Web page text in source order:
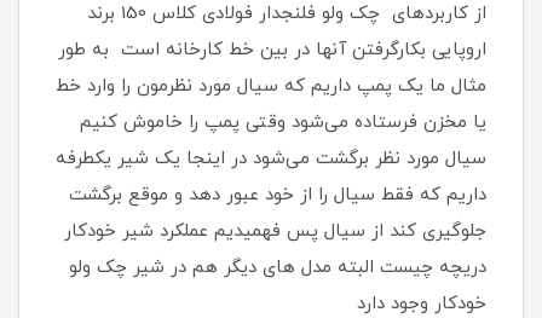
از کاربردهای چک ولو فلنجدار فولادی کلاس 150 برند
اروپایی بکارگرفتن آنها در بین خط کارخانه است به طور
مثال ما یک پمپ داریم که سیال مورد نظرمون را وارد خط
یا مخزن فرستاده می‌شود وقتی پمپ را خاموش کنیم
سیال مورد نظر برگشت می‌شود در اینجا یک شیر یکطرفه
داریم که فقط سیال را از خود عبور دهد و موقع برگشت
جلوگیری کند از سیال پس فهمیدیم عملکرد شیر خودکار
دریچه چیست البته مدل های دیگر هم در شیر چک ولو
خودکار وجود دارد